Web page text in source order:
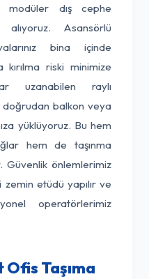
modüler dış cephe
alıyoruz. Asansörlü
bina içinde
riski minimize
uzanabilen raylı
doğrudan balkon veya
yüklüyoruz. Bu hem
hem de taşınma
Güvenlik önlemlerimiz
etüdü yapılır ve
operatörlerimiz
Taşıma